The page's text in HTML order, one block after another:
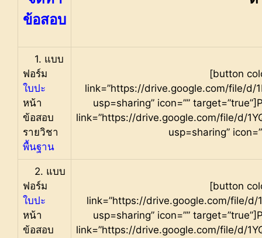
ข้อสอบ
1. แบบ
ฟอร์ม
ใบปะ
หน้า
ข้อสอบ
รายวิชา
พื้นฐาน
[button
link=”https://drive.google.com/file/d/
usp=sharing” icon=””
link=”https://drive.google.com/file/d/
usp=sharing”
2. แบบ
ฟอร์ม
ใบปะ
หน้า
ข้อสอบ
[button
link=”https://drive.google.com/file/d/
usp=sharing” icon=””
link=”https://drive.google.com/file/d/